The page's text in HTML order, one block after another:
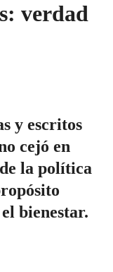
verdad
y escritos
cejó en
la política
bienestar.